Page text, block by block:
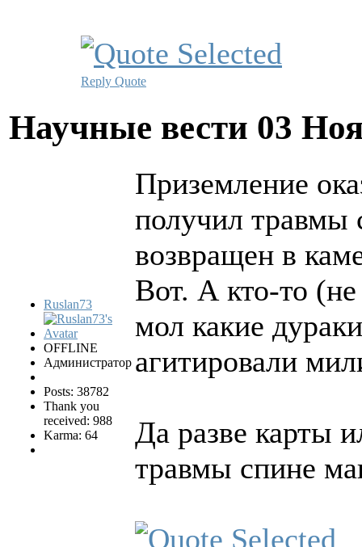
Reply Quote
Научные вести 03
Ruslan73
OFFLINE
Администратор
Posts: 38782
Thank you
received: 988
Karma: 64
Приземление
получил травмы
возвращен в
Вот. А кто-то
мол какие
агитировали
Да разве карты
травмы спине